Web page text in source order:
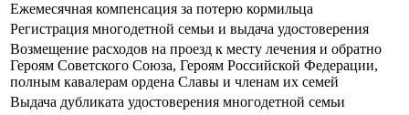
Ежемесячная компенсация за потерю кормильца
Регистрация многодетной семьи и выдача удостоверения
Возмещение расходов на проезд к месту лечения и обратно
Героям Советского Союза, Героям Российской Федерации,
полным кавалерам ордена Славы и членам их семей
Выдача дубликата удостоверения многодетной семьи